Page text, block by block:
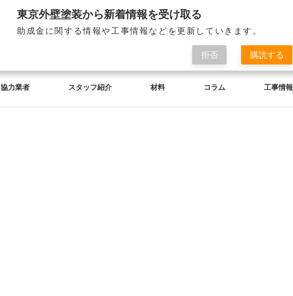
協力業者 スタッフ紹介 材料 コラム 工事情報
東京外壁塗装から新着情報を受け取る
助成金に関する情報や工事情報などを更新していきます。
拒否 購読する